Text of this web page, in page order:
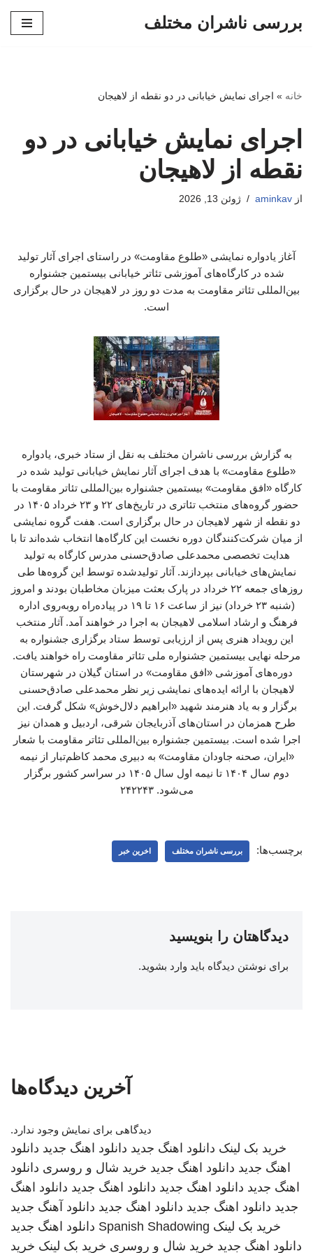
بررسی ناشران مختلف
خانه » اجرای نمایش خیابانی در دو نقطه از لاهیجان
اجرای نمایش خیابانی در دو
نقطه از لاهیجان
از aminkav ژوئن 13, 2026
آغاز یادواره نمایشی «طلوع مقاومت» در راستای اجرای آثار تولید
شده در کارگاه‌های آموزشی تئاتر خیابانی بیستمین جشنواره
بین‌المللی تئاتر مقاومت به مدت دو روز در لاهیجان در حال برگزاری
است.
به گزارش بررسی ناشران مختلف به نقل از ستاد خبری، یادواره
«طلوع مقاومت» با هدف اجرای آثار نمایش خیابانی تولید شده در
کارگاه «افق مقاومت» بیستمین جشنواره بین‌المللی تئاتر مقاومت با
حضور گروه‌های منتخب تئاتری در تاریخ‌های ۲۲ و ۲۳ خرداد ۱۴۰۵ در
دو نقطه از شهر لاهیجان در حال برگزاری است. هفت گروه نمایشی
از میان شرکت‌کنندگان دوره نخست این کارگاه‌ها انتخاب شده‌اند تا با
هدایت تخصصی محمدعلی صادق‌حسنی مدرس کارگاه به تولید
نمایش‌های خیابانی بپردازند. آثار تولیدشده توسط این گروه‌ها طی
روزهای جمعه ۲۲ خرداد در پارک بعثت میزبان مخاطبان بودند و امروز
(شنبه ۲۳ خرداد) نیز از ساعت ۱۶ تا ۱۹ در پیاده‌راه روبه‌روی اداره
فرهنگ و ارشاد اسلامی لاهیجان به اجرا در خواهند آمد. آثار منتخب
این رویداد هنری پس از ارزیابی توسط ستاد برگزاری جشنواره به
مرحله نهایی بیستمین جشنواره ملی تئاتر مقاومت راه خواهند یافت.
دوره‌های آموزشی «افق مقاومت» در استان گیلان در شهرستان
لاهیجان با ارائه ایده‌های نمایشی زیر نظر محمدعلی صادق‌حسنی
برگزار و به یاد هنرمند شهید «ابراهیم دلال‌خوش» شکل گرفت. این
طرح همزمان در استان‌های آذربایجان شرقی، اردبیل و همدان نیز
اجرا شده است. بیستمین جشنواره بین‌المللی تئاتر مقاومت با شعار
«ایران، صحنه جاودان مقاومت» به دبیری محمد کاظم‌تبار از نیمه
دوم سال ۱۴۰۴ تا نیمه اول سال ۱۴۰۵ در سراسر کشور برگزار
می‌شود. ۲۴۲۲۴۳
برچسب‌ها: بررسی ناشران مختلف اخرین خبر
دیدگاهتان را بنویسید
برای نوشتن دیدگاه باید وارد بشوید.
آخرین دیدگاه‌ها
دیدگاهی برای نمایش وجود ندارد.
خرید بک لینک دانلود اهنگ جدید دانلود اهنگ جدید دانلود
اهنگ جدید دانلود اهنگ جدید خرید شال و روسری دانلود
اهنگ جدید دانلود اهنگ جدید دانلود اهنگ جدید دانلود اهنگ
جدید دانلود اهنگ جدید دانلود اهنگ جدید دانلود آهنگ جدید
خرید بک لینک Spanish Shadowing دانلود اهنگ جدید
دانلود اهنگ جدید خرید شال و روسری خرید بک لینک خرید